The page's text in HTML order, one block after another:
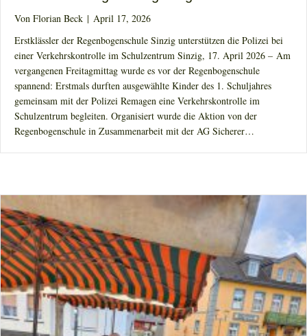
Von Florian Beck | April 17, 2026
Erstklässler der Regenbogenschule Sinzig unterstützen die Polizei bei
einer Verkehrskontrolle im Schulzentrum Sinzig, 17. April 2026 – Am
vergangenen Freitagmittag wurde es vor der Regenbogenschule
spannend: Erstmals durften ausgewählte Kinder des 1. Schuljahres
gemeinsam mit der Polizei Remagen eine Verkehrskontrolle im
Schulzentrum begleiten. Organisiert wurde die Aktion von der
Regenbogenschule in Zusammenarbeit mit der AG Sicherer…